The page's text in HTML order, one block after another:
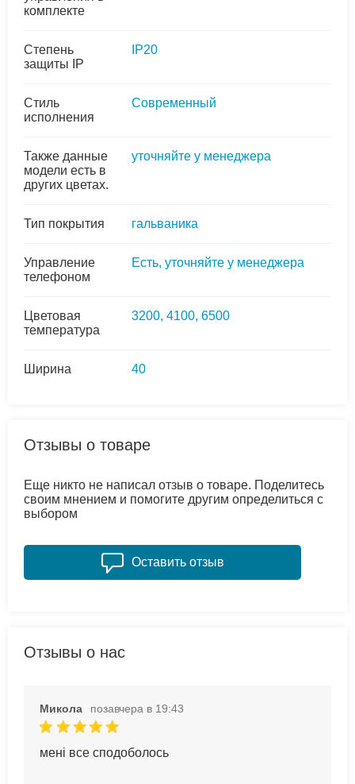
комплекте
Степень
защиты IP
IP20
Стиль
исполнения
Современный
Также данные
модели есть в
других цветах.
уточняйте у менеджера
Тип покрытия гальваника
Управление
телефоном
Есть, уточняйте у менеджера
Цветовая
температура
3200, 4100, 6500
Ширина 40
Отзывы о товаре
Еще никто не написал отзыв о товаре. Поделитесь
своим мнением и помогите другим определиться с
выбором
Оставить отзыв
Отзывы о нас
Микола позавчера в 19:43
мені все сподоболось